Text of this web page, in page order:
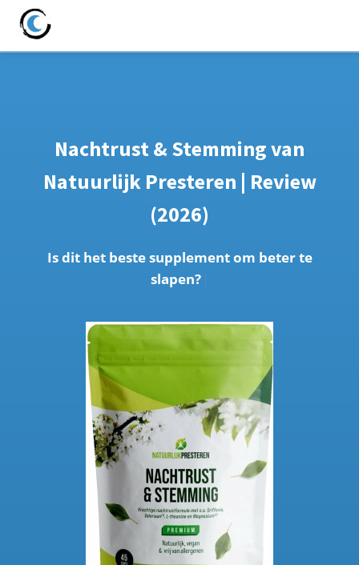
Nachtrust & Stemming van
Natuurlijk Presteren | Review
(2026)
Isdit het bestesupplementom beterte
slapen?